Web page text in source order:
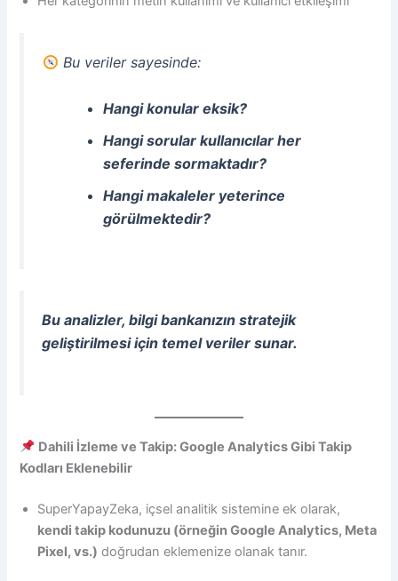
Bu veriler sayesinde:
Hangi konular eksik?
Hangi sorular kullanıcılar her
seferinde sormaktadır?
Hangi makaleler yeterince
görülmektedir?
Bu analizler, bilgi bankanızın stratejik
geliştirilmesi için temel veriler sunar.
Dahili İzleme ve Takip: Google Analytics Gibi Takip
Kodları Eklenebilir
SuperYapayZeka, içsel analitik sistemine ek olarak,
kendi takip kodunuzu (örneğin Google Analytics, Meta
Pixel, vs.) doğrudan eklemenize olanak tanır.